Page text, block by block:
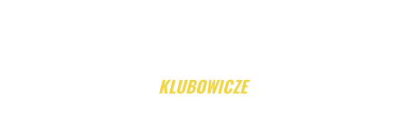
KLUBOWICZE